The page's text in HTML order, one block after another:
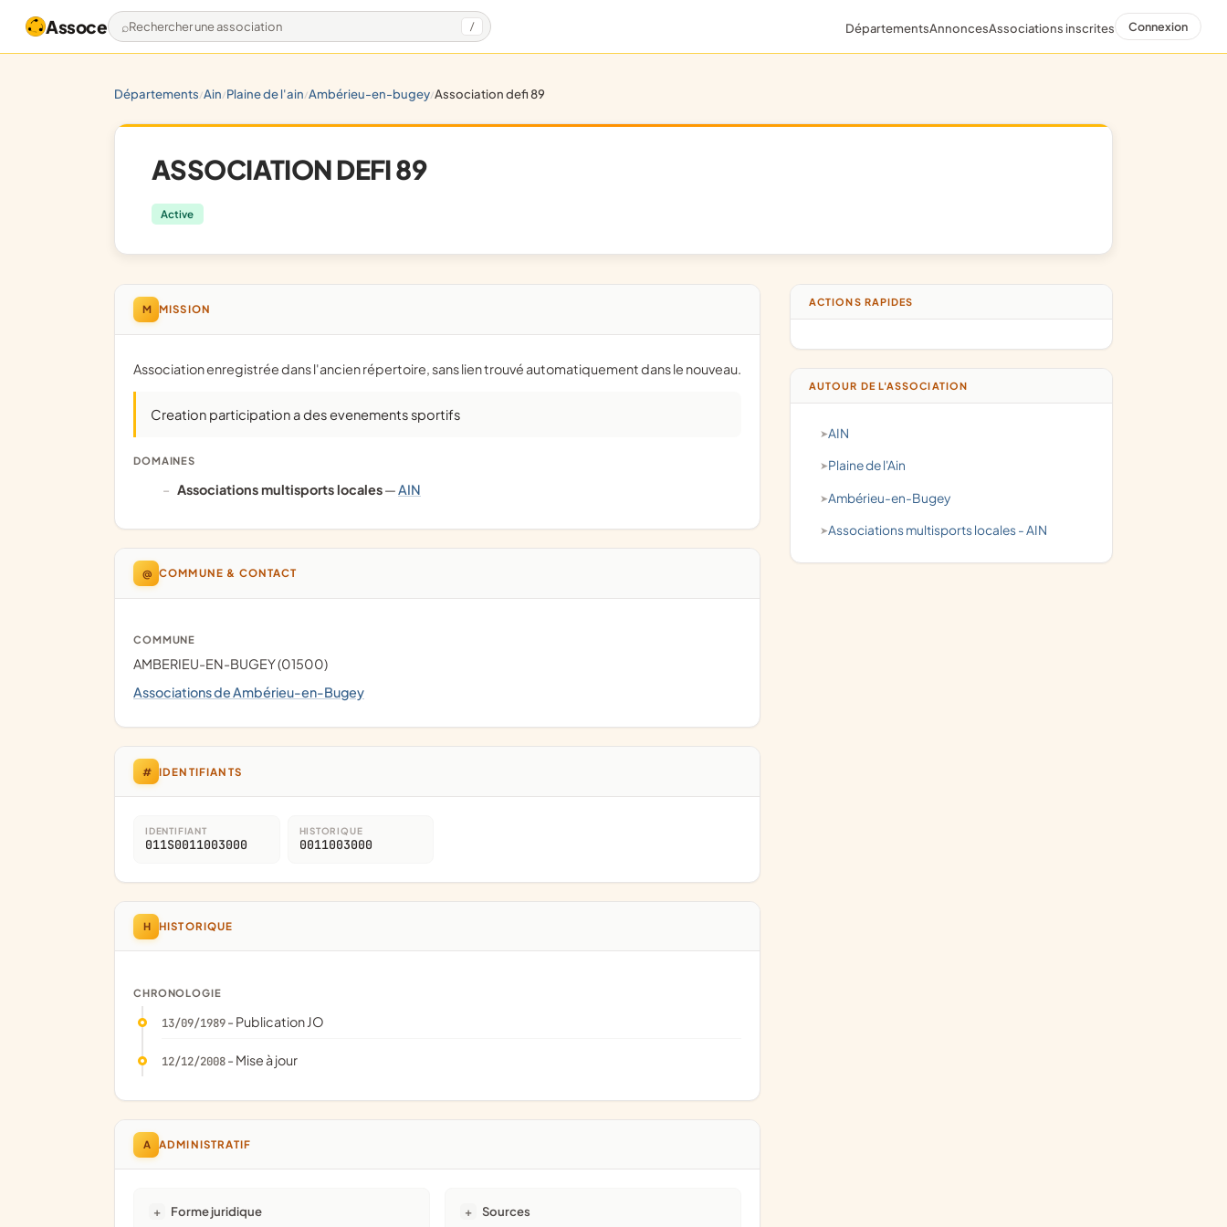
Assoce Rechercher une association / DépartementsAnnoncesAssociations inscrites Connexion
départements/ ain/ plaine de l'ain/ ambérieu-en-bugey/ association defi 89
ASSOCIATION DEFI 89
Active
M MISSION
Association enregistrée dans l'ancien répertoire, sans lien trouvé automatiquement dans le nouveau.
Creation participation a des evenements sportifs
DOMAINES
associations multisports locales—AIN
@ COMMUNE & CONTACT
COMMUNE
AMBERIEU-EN-BUGEY (01500)
Associations de Ambérieu-en-Bugey
# IDENTIFIANTS
IDENTIFIANT
011S0011003000
HISTORIQUE
0011003000
H HISTORIQUE
CHRONOLOGIE
13/09/1989- Publication JO
12/12/2008- Mise à jour
A ADMINISTRATIF
Forme juridique Sources
ACTIONS RAPIDES
AUTOUR DE L'ASSOCIATION
AIN
Plaine de l'Ain
Ambérieu-en-Bugey
associations multisports locales - AIN